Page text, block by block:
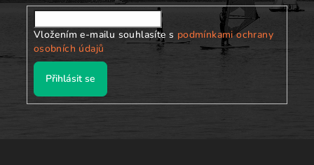
Vložením e-mailu souhlasíte s podmínkami ochrany
osobních údajů
Přihlásit se